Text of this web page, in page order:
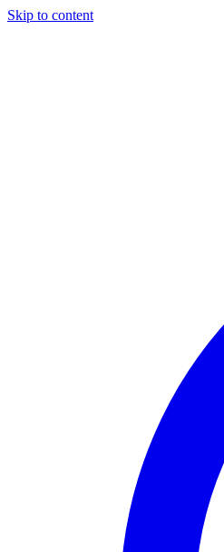
Skip to content